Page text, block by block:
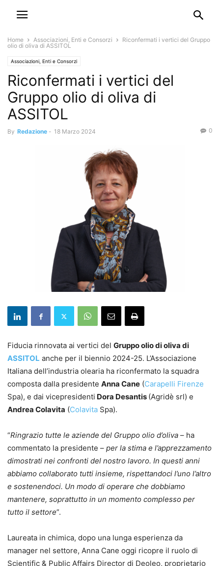
Home Associazioni, Enti e Consorzi
Riconfermati i vertici del Gruppo
olio di oliva di ASSITOL
Associazioni, Enti e Consorzi
Riconfermati i vertici del
Gruppo olio di oliva di
ASSITOL
By Redazione - 18 Marzo 2024 0
Fiducia rinnovata ai vertici del Gruppo olio di oliva di
ASSITOL anche per il biennio 2024-25. L’Associazione
Italiana dell’industria olearia ha riconfermato la squadra
composta dalla presidente Anna Cane (Carapelli Firenze
Spa), e dai vicepresidenti Dora Desantis (Agridè srl) e
Andrea Colavita (Colavita Spa).
“Ringrazio tutte le aziende del Gruppo olio d’oliva – ha
commentato la presidente – per la stima e l’apprezzamento
dimostrati nei confronti del nostro lavoro. In questi anni
abbiamo collaborato tutti insieme, rispettandoci l’uno l’altro
e sostenendoci. Un modo di operare che dobbiamo
mantenere, soprattutto in un momento complesso per
tutto il settore”.
Laureata in chimica, dopo una lunga esperienza da
manager nel settore, Anna Cane oggi ricopre il ruolo di
Scientific & Public Affairs Director di Deoleo, proprietario